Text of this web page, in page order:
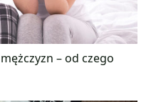
– od czego